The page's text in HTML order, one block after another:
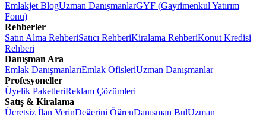
Emlakjet BlogUzman DanışmanlarGYF (Gayrimenkul Yatırım
Fonu)
Rehberler
Satın Alma RehberiSatıcı RehberiKiralama RehberiKonut Kredisi
Rehberi
Danışman Ara
Emlak DanışmanlarıEmlak OfisleriUzman Danışmanlar
Profesyoneller
Üyelik PaketleriReklam Çözümleri
Satış & Kiralama
Ücretsiz İlan VerinDeğerini ÖğrenDanışman BulUzman